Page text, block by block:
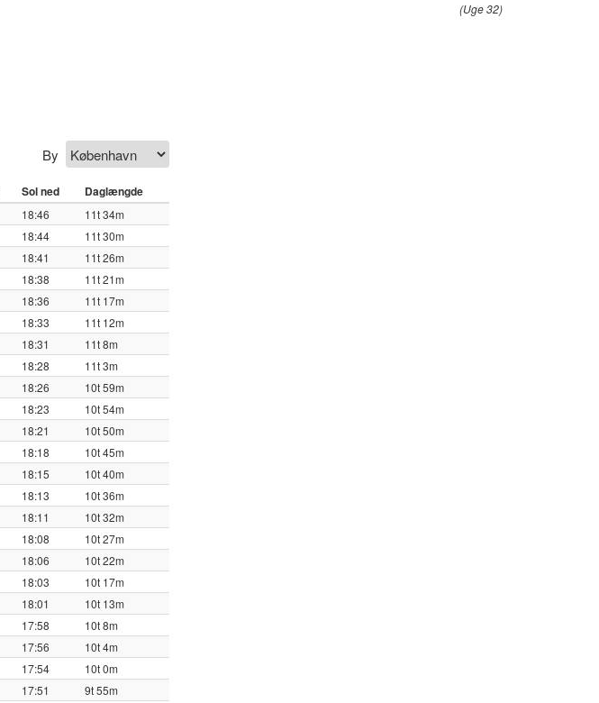
(Uge 32)
By
Sol ned Daglængde
18:46
11t 34m
18:44
11t 30m
18:41
11t 26m
18:38
11t 21m
18:36
11t 17m
18:33
11t 12m
18:31
11t 8m
18:28
11t 3m
18:26
10t 59m
18:23
10t 54m
18:21
10t 50m
18:18
10t 45m
18:15
10t 40m
18:13
10t 36m
18:11
10t 32m
18:08
10t 27m
18:06
10t 22m
18:03
10t 17m
18:01
10t 13m
17:58
10t 8m
17:56
10t 4m
17:54
10t 0m
17:51
9t 55m